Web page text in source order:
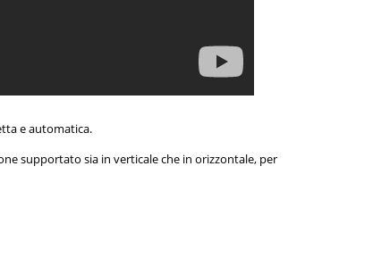
e automatica.
supportato sia in verticale che in orizzontale, per